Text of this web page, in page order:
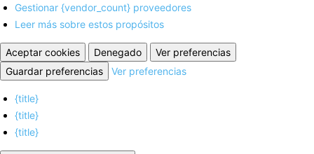
Gestionar {vendor_count} proveedores
Leer más sobre estos propósitos
Aceptar cookies Denegado
Ver preferencias
Guardar preferencias
Ver preferencias
{title}
{title}
{title}